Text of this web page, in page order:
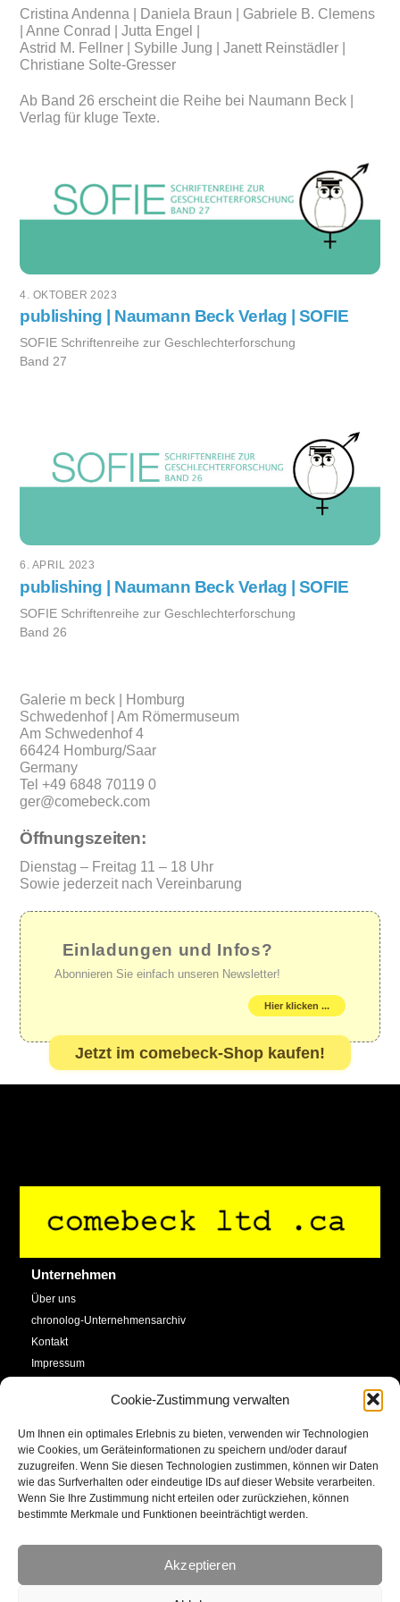
Cookie-Zustimmung verwalten
Um Ihnen ein optimales Erlebnis zu bieten, verwenden wir Technologien
wie Cookies, um Geräteinformationen zu speichern und/oder darauf
zuzugreifen. Wenn Sie diesen Technologien zustimmen, können wir Daten
wie das Surfverhalten oder eindeutige IDs auf dieser Website verarbeiten.
Wenn Sie Ihre Zustimmung nicht erteilen oder zurückziehen, können
bestimmte Merkmale und Funktionen beeinträchtigt werden.
Akzeptieren
Cristina Andenna | Daniela Braun | Gabriele B. Clemens
| Anne Conrad | Jutta Engel |
Astrid M. Fellner | Sybille Jung | Janett Reinstädler |
Christiane Solte-Gresser
Ab Band 26 erscheint die Reihe bei Naumann Beck |
Verlag für kluge Texte.
4. OKTOBER 2023
publishing | Naumann Beck Verlag | SOFIE
SOFIE Schriftenreihe zur Geschlechterforschung
Band 27
6. APRIL 2023
publishing | Naumann Beck Verlag | SOFIE
SOFIE Schriftenreihe zur Geschlechterforschung
Band 26
Galerie m beck | Homburg
Schwedenhof | Am Römermuseum
Am Schwedenhof 4
66424 Homburg/Saar
Germany
Tel +49 6848 70119 0
ger@comebeck.com
Öffnungszeiten:
Dienstag – Freitag 11 – 18 Uhr
Sowie jederzeit nach Vereinbarung
Einladungen und Infos?
Abonnieren Sie einfach unseren Newsletter!
Hier klicken ...
Jetzt im comebeck-Shop kaufen!
Back
Unternehmen
Über uns
chronolog-Unternehmensarchiv
Kontakt
Impressum
Cookie-Richtlinie (EU)
Service
SHOP
Newsletter
Kalender
Social Media
Facebook